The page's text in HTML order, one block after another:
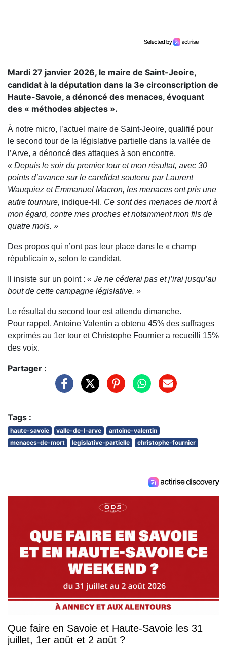
Mardi 27 janvier 2026, le maire de Saint-Jeoire,
candidat à la députation dans la 3e circonscription de
Haute-Savoie, a dénoncé des menaces, évoquant
des « méthodes abjectes ».
À notre micro, l’actuel maire de Saint-Jeoire, qualifié pour
le second tour de la législative partielle dans la vallée de
l’Arve, a dénoncé des attaques à son encontre.
« Depuis le soir du premier tour et mon résultat, avec 30
points d’avance sur le candidat soutenu par Laurent
Wauquiez et Emmanuel Macron, les menaces ont pris une
autre tournure, indique-t-il. Ce sont des menaces de mort à
mon égard, contre mes proches et notamment mon fils de
quatre mois. »
Des propos qui n’ont pas leur place dans le « champ
républicain », selon le candidat.
Il insiste sur un point : « Je ne céderai pas et j’irai jusqu’au
bout de cette campagne législative. »
Le résultat du second tour est attendu dimanche.
Pour rappel, Antoine Valentin a obtenu 45% des suffrages
exprimés au 1er tour et Christophe Fournier a recueilli 15%
des voix.
Partager :
Tags :
haute-savoie valle-de-l-arve
antoine-valentin
menaces-de-mort
legislative-partielle christophe-fournier
Que faire en Savoie et Haute-Savoie les 31
juillet, 1er août et 2 août ?